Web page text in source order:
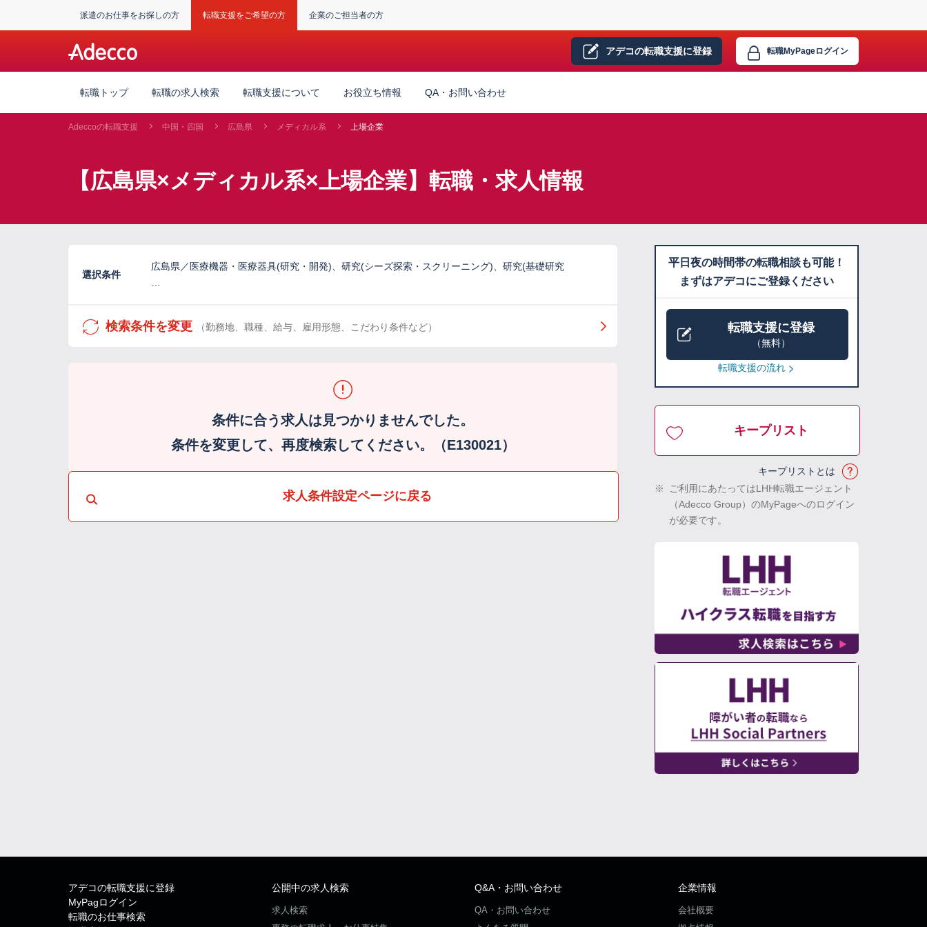
派遣のお仕事をお探しの方 転職支援をご希望の方 企業のご担当者の方
アデコの転職支援に登録 転職MyPageログイン
転職トップ 転職の求人検索 転職支援について お役立ち情報 QA・お問い合わせ
Adeccoの転職支援 中国・四国 広島県 メディカル系 上場企業
【広島県×メディカル系×上場企業】転職・求人情報
選択条件
広島県／医療機器・医療器具(研究・開発)、研究(シーズ探索・スクリーニング)、研究(基礎研究
検索条件を変更 （勤務地、職種、給与、雇用形態、こだわり条件など）
条件に合う求人は見つかりませんでした。
条件を変更して、再度検索してください。（E130021）
求人条件設定ページに戻る
平日夜の時間帯の転職相談も可能！
まずはアデコにご登録ください
転職支援に登録
（無料）
転職支援の流れ
キープリスト
キープリストとは
※
ご利用にあたってはLHH転職エージェント
（Adecco Group）のMyPageへのログイン
が必要です。
アデコの転職支援に登録
MyPagログイン
転職のお仕事検索
公開中の求人検索
求人検索
Q&A・お問い合わせ
QA・お問い合わせ
企業情報
会社概要